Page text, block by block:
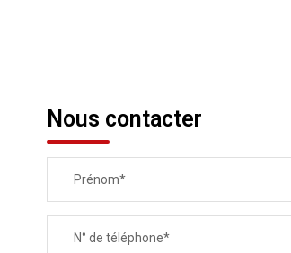
Nous contacter
Prénom*
N° de téléphone*